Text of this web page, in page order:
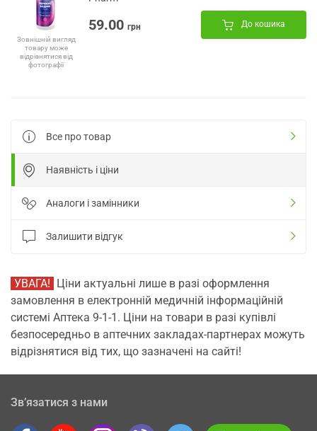
Зовнішній вигляд
товару може
відрізнятися від
фотографії
59.00 грн До кошика
Все про товар
Наявність і ціни
Аналоги і замінники
Залишити відгук
УВАГА! Ціни актуальні лише в разі оформлення
замовлення в електронній медичній інформаційній
системі Аптека 9-1-1. Ціни на товари в разі купівлі
безпосередньо в аптечних закладах-партнерах можуть
відрізнятися від тих, що зазначені на сайті!
Зв’язатися з нами